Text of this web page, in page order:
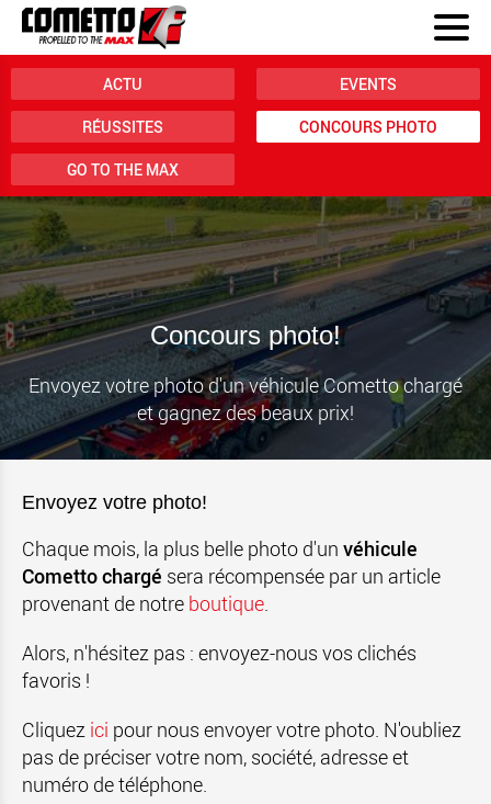
ACTU EVENTS
RÉUSSITES CONCOURS PHOTO
GO TO THE MAX
Concours photo!
Envoyez votre photo d'un véhicule Cometto chargé
et gagnez des beaux prix!
Envoyez votre photo!
Chaque mois, la plus belle photo d'un véhicule
Cometto chargé sera récompensée par un article
provenant de notre boutique.
Alors, n'hésitez pas : envoyez-nous vos clichés
favoris !
Cliquez ici pour nous envoyer votre photo. N'oubliez
pas de préciser votre nom, société, adresse et
numéro de téléphone.